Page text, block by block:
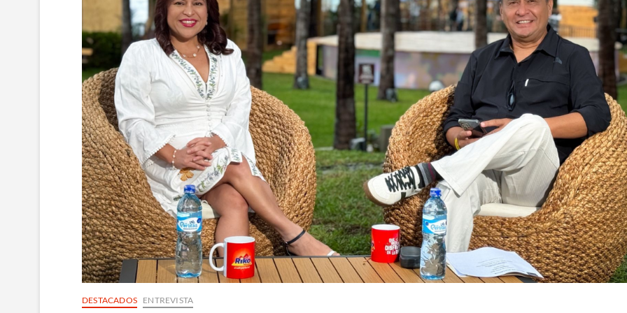
DESTACADOS ENTREVISTA